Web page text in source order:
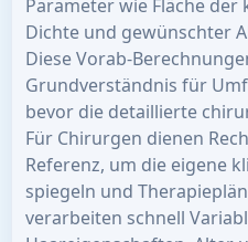
Parameter wie Fläche
Dichte und gewünschter
Diese Vorab-
Grundverständnis für
bevor die detaillierte
Für Chirurgen dienen
Referenz, um die eigene
spiegeln und
verarbeiten schnell